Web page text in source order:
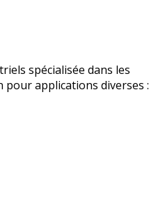
spécialisée dans les
pour applications diverses :